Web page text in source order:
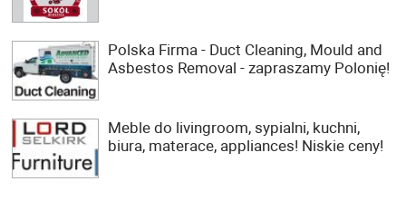
Polska Firma - Duct Cleaning, Mould and
Asbestos Removal - zapraszamy Polonię!
Meble do livingroom, sypialni, kuchni,
biura, materace, appliances! Niskie ceny!